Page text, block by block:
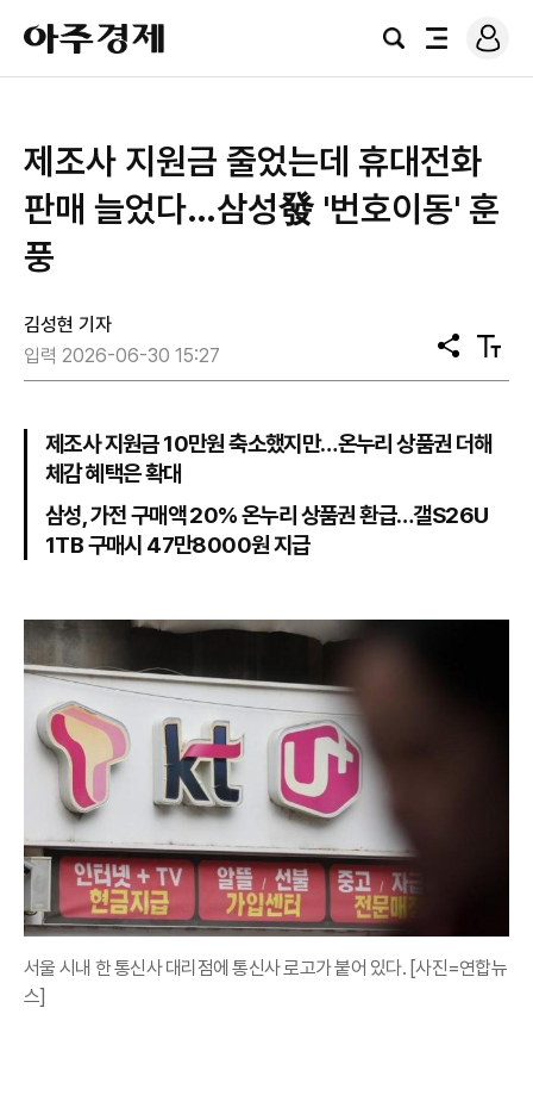
아
주
경
검
전
로
그
제조사 지원금 줄었는데 휴대전화
판매 늘었다…삼성發 '번호이동' 훈
풍
김성현 기자
입력 2026-06-30 15:27
공
유
텍
스
기
제조사 지원금 10만원 축소했지만…온누리 상품권 더해
체감 혜택은 확대
삼성, 가전 구매액 20% 온누리 상품권 환급…갤S26U
1TB 구매시 47만8000원 지급
서울 시내 한 통신사 대리점에 통신사 로고가 붙어 있다. [사진=연합뉴
스]